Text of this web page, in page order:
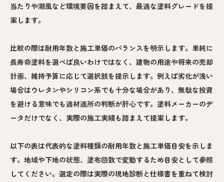
当たりや潮風など環境要因を踏まえて、最適な塗料グレードを提
案します。
比較の際は耐用年数と施工単価のバランスを明示します。単純に
長寿命塗料を選べば良いわけではなく、建物の用途や将来の売却
計画、維持予算に応じて選択肢を提示します。例えば劣化が浅い
場合はウレタンやシリコン系でも十分な場合があり、無駄な投資
を避ける意味でも適材適所の判断が肝心です。塗料メーカーのデ
ータだけでなく、実際の施工実績も踏まえて提案します。
以下の表は代表的な塗料種類の耐用年数と施工単価目安を示しま
す。地域や下地の状態、塗布回数で変動するため目安として参照
してください。選定の際は実際の現地診断と仕様書を重ねて検討